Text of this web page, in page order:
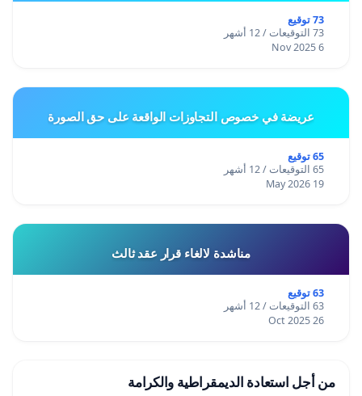
73 توقيع
73 التوقيعات / 12 أشهر
6 Nov 2025
عريضة في خصوص التجاوزات الواقعة على حق الصورة
65 توقيع
65 التوقيعات / 12 أشهر
19 May 2026
مناشدة لالغاء قرار عقد ثالث
63 توقيع
63 التوقيعات / 12 أشهر
26 Oct 2025
من أجل استعادة الديمقراطية والكرامة